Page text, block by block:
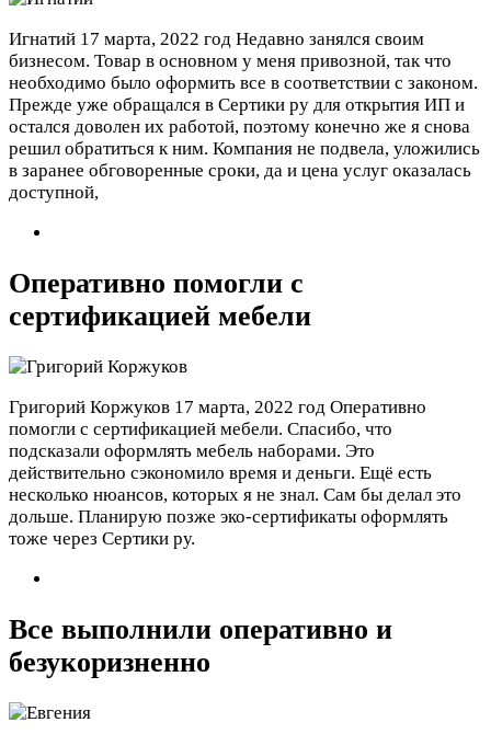
Игнатий 17 марта, 2022 год Недавно занялся своим
бизнесом. Товар в основном у меня привозной, так что
необходимо было оформить все в соответствии с законом.
Прежде уже обращался в Сертики ру для открытия ИП и
остался доволен их работой, поэтому конечно же я снова
решил обратиться к ним. Компания не подвела, уложились
в заранее обговоренные сроки, да и цена услуг оказалась
доступной,
Оперативно помогли с
сертификацией мебели
Григорий Коржуков 17 марта, 2022 год Оперативно
помогли с сертификацией мебели. Спасибо, что
подсказали оформлять мебель наборами. Это
действительно сэкономило время и деньги. Ещё есть
несколько нюансов, которых я не знал. Сам бы делал это
дольше. Планирую позже эко-сертификаты оформлять
тоже через Сертики ру.
Все выполнили оперативно и
безукоризненно